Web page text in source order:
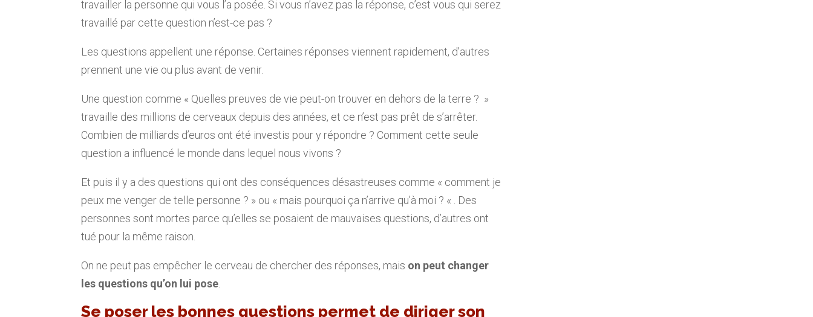
travailler la personne qui vous l’a posée. Si vous n’avez pas la réponse, c’est vous qui serez
travaillé par cette question n’est-ce pas ?
Les questions appellent une réponse. Certaines réponses viennent rapidement, d’autres
prennent une vie ou plus avant de venir.
Une question comme « Quelles preuves de vie peut-on trouver en dehors de la terre ? »
travaille des millions de cerveaux depuis des années, et ce n’est pas prêt de s’arrêter.
Combien de milliards d’euros ont été investis pour y répondre ? Comment cette seule
question a influencé le monde dans lequel nous vivons ?
Et puis il y a des questions qui ont des conséquences désastreuses comme « comment je
peux me venger de telle personne ? » ou « mais pourquoi ça n’arrive qu’à moi ? « . Des
personnes sont mortes parce qu’elles se posaient de mauvaises questions, d’autres ont
tué pour la même raison.
On ne peut pas empêcher le cerveau de chercher des réponses, mais on peut changer
les questions qu’on lui pose
Se poser les bonnes questions permet de diriger son